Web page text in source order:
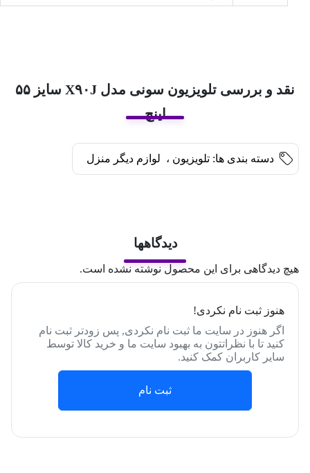
نقد و بررسی تلویزیون سونی مدل X۹۰J سایز ۵۵
اینچ
دسته بندی ها: تلویزیون ، لوازم دیگر منزل
دیدگاهها
هیچ دیدگاهی برای این محصول نوشته نشده است.
هنوز ثبت نام نکردی!
اگر هنوز در سایت ما ثبت نام نکردی, پس زودتر ثبت نام
کنید تا با نظراتتون به بهبود سایت ما و خرید کالا توسط
سایر کاربران کمک کنید.
ثبت نام